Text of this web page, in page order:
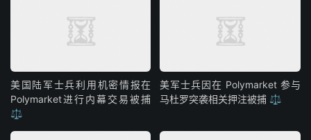
美国陆军士兵利用机密情报在
Polymarket进行内幕交易被捕
⚖️
美军士兵因在 Polymarket 参与
马杜罗突袭相关押注被捕 ⚖️